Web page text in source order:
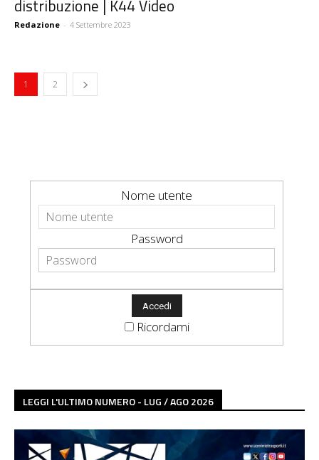
distribuzione | K44 Video
Redazione - 4 Settembre 2023
1 2
Nome utente
Password
Ricordami
LEGGI L'ULTIMO NUMERO - LUG / AGO 2026